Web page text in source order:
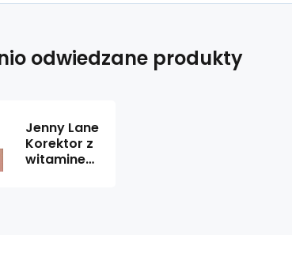
odwiedzane produkty
Jenny Lane
Korektor z
witaminem